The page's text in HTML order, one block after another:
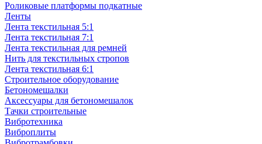
Роликовые платформы подкатные
Ленты
Лента текстильная 5:1
Лента текстильная 7:1
Лента текстильная для ремней
Нить для текстильных стропов
Лента текстильная 6:1
Строительное оборудование
Бетономешалки
Аксессуары для бетономешалок
Тачки строительные
Вибротехника
Виброплиты